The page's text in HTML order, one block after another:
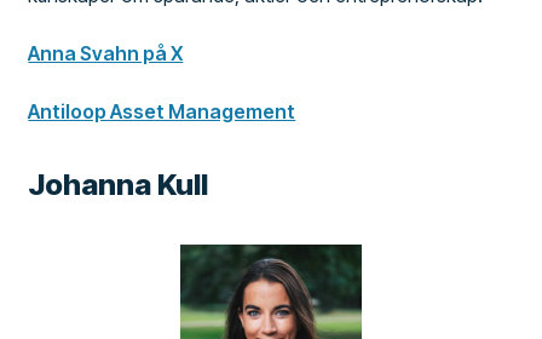
Anna Svahn på X
Antiloop Asset Management
Johanna Kull